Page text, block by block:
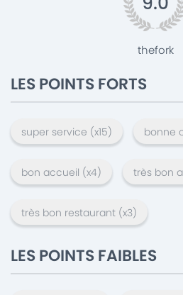
thefork
LES POINTS FORTS
super service (x15) bonne
bon accueil (x4) très bon
très bon restaurant (x3)
LES POINTS FAIBLES